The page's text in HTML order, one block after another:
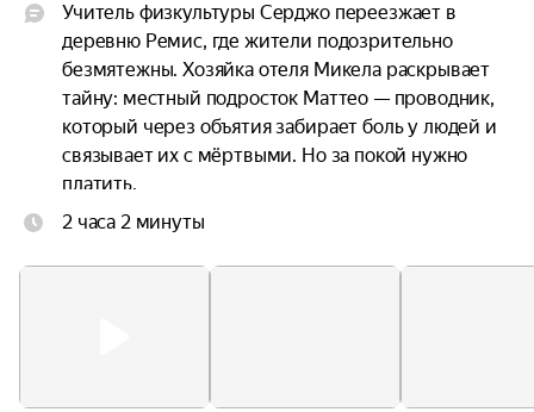
Учитель физкультуры Серджо переезжает в
деревню Ремис, где жители подозрительно
безмятежны. Хозяйка отеля Микела раскрывает
тайну: местный подросток Маттео — проводник,
который через объятия забирает боль у людей и
связывает их с мёртвыми. Но за покой нужно
платить.
2 часа 2 минуты